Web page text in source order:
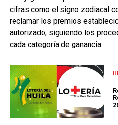
cifras como el signo zodiacal
reclamar los premios
autorizado, siguiendo los
cada categoría de ganancia.